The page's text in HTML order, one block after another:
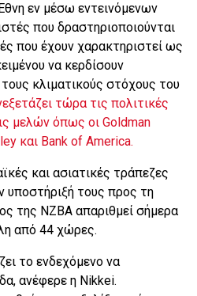
εν μέσω εντεινόμενων
που δραστηριοποιούνται
που έχουν χαρακτηριστεί ως
να κερδίσουν
κλιματικούς στόχους του
τώρα τις πολιτικές
μελών όπως οι Goldman
και Bank of America.
και ασιατικές τράπεζες
τους προς τη
της NZBA απαριθμεί σήμερα
από 44 χώρες.
το ενδεχόμενο να
ανέφερε η Nikkei.